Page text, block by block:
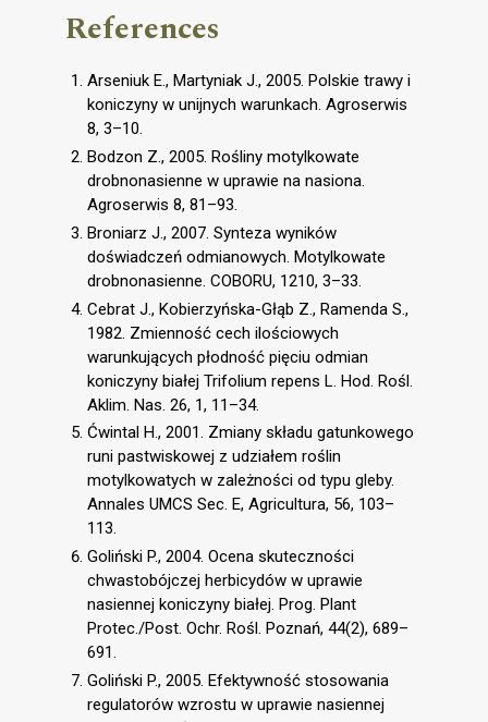
References
Arseniuk E., Martyniak J., 2005. Polskie trawy i
koniczyny w unijnych warunkach. Agroserwis
8, 3–10.
Bodzon Z., 2005. Rośliny motylkowate
drobnonasienne w uprawie na nasiona.
Agroserwis 8, 81–93.
Broniarz J., 2007. Synteza wyników
doświadczeń odmianowych. Motylkowate
drobnonasienne. COBORU, 1210, 3–33.
Cebrat J., Kobierzyńska-Głąb Z., Ramenda S.,
1982. Zmienność cech ilościowych
warunkujących płodność pięciu odmian
koniczyny białej Trifolium repens L. Hod. Rośl.
Aklim. Nas. 26, 1, 11–34.
Ćwintal H., 2001. Zmiany składu gatunkowego
runi pastwiskowej z udziałem roślin
motylkowatych w zależności od typu gleby.
Annales UMCS Sec. E, Agricultura, 56, 103–
113.
Goliński P., 2004. Ocena skuteczności
chwastobójczej herbicydów w uprawie
nasiennej koniczyny białej. Prog. Plant
Protec./Post. Ochr. Rośl. Poznań, 44(2), 689–
691.
Goliński P., 2005. Efektywność stosowania
regulatorów wzrostu w uprawie nasiennej